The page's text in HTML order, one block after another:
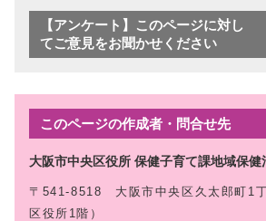
【アンケート】このページに対し
てご意見をお聞かせください
このページの作成者・問合せ先
大阪市中央区役所 保健子育て課地域保健
〒541-8518 大阪市中央区久太郎町1
区役所1階）